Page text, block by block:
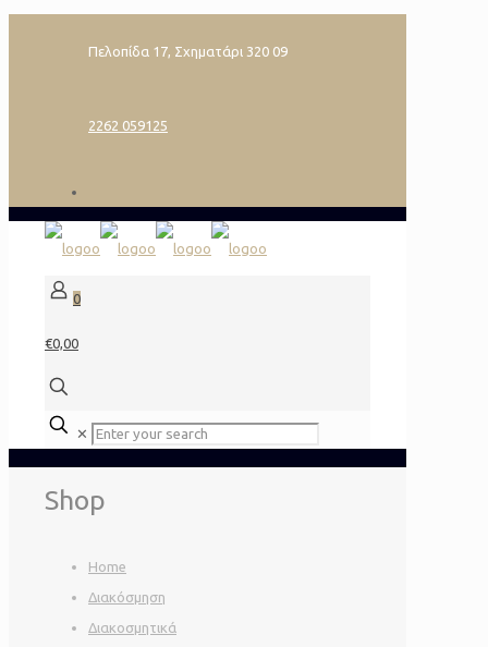
Πελοπίδα 17, Σχηματάρι 320 09
2262 059125
0
€0,00
✕
Shop
Home
Διακόσμηση
Διακοσμητικά